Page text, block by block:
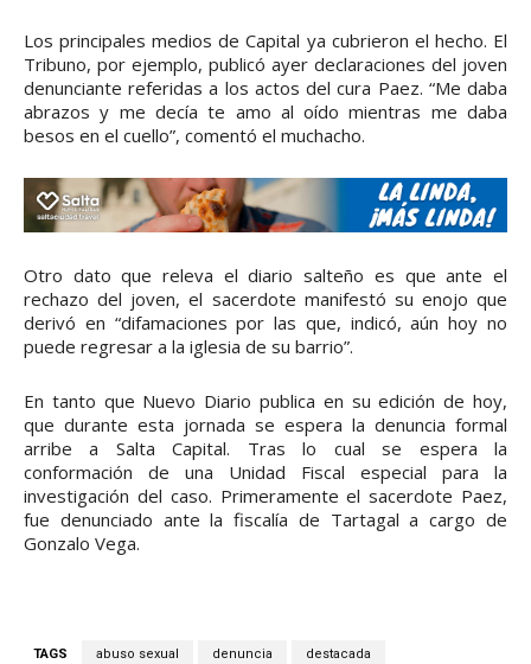
Los principales medios de Capital ya cubrieron el hecho. El
Tribuno, por ejemplo, publicó ayer declaraciones del joven
denunciante referidas a los actos del cura Paez. “Me daba
abrazos y me decía te amo al oído mientras me daba
besos en el cuello”, comentó el muchacho.
Otro dato que releva el diario salteño es que ante el
rechazo del joven, el sacerdote manifestó su enojo que
derivó en “difamaciones por las que, indicó, aún hoy no
puede regresar a la iglesia de su barrio”.
En tanto que Nuevo Diario publica en su edición de hoy,
que durante esta jornada se espera la denuncia formal
arribe a Salta Capital. Tras lo cual se espera la
conformación de una Unidad Fiscal especial para la
investigación del caso. Primeramente el sacerdote Paez,
fue denunciado ante la fiscalía de Tartagal a cargo de
Gonzalo Vega.
TAGS abuso sexual denuncia destacada